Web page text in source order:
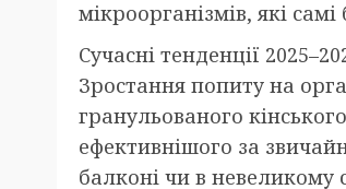
мікроорганізмів, які
Сучасні тенденції
Зростання попиту на
гранульованого
ефективнішого за
балконі чи в невеликому